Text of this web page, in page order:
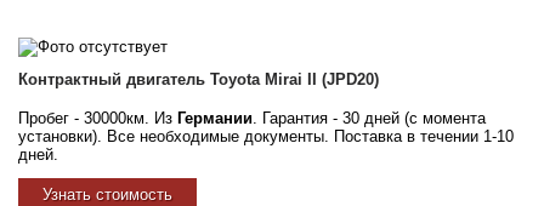
Контрактный двигатель Toyota Mirai II (JPD20)
Пробег - 30000км. Из Германии. Гарантия - 30 дней (с момента
установки). Все необходимые документы. Поставка в течении 1-10
дней.
Узнать стоимость